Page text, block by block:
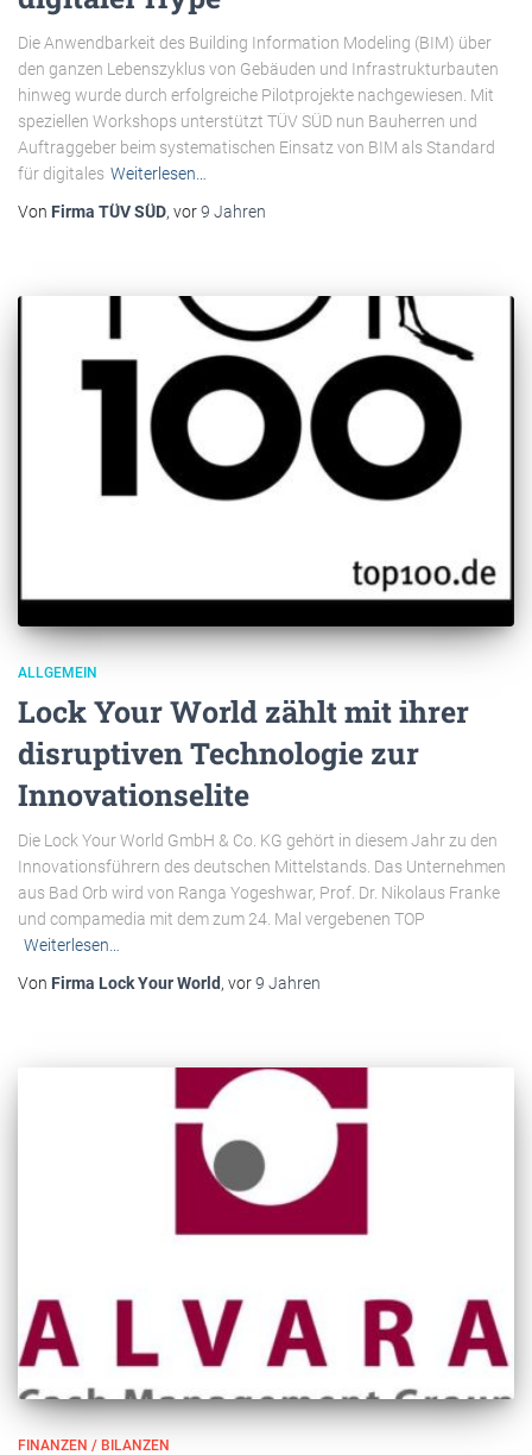
Die Anwendbarkeit des Building Information Modeling (BIM) über
den ganzen Lebens­zyklus von Gebäuden und Infrastrukturbauten
hinweg wurde durch erfolgreiche Pilotprojekte nachgewiesen. Mit
speziellen Workshops unterstützt TÜV SÜD nun Bauherren und
Auftraggeber beim systematischen Einsatz von BIM als Standard
für digitales Weiterlesen…
Von Firma TÜV SÜD, vor9 Jahren
ALLGEMEIN
Lock Your World zählt mit ihrer
disruptiven Technologie zur
Innovationselite
Die Lock Your World GmbH & Co. KG gehört in diesem Jahr zu den
Innovationsführern des deutschen Mittelstands. Das Unternehmen
aus Bad Orb wird von Ranga Yogeshwar, Prof. Dr. Nikolaus Franke
und compamedia mit dem zum 24. Mal vergebenen TOP
Weiterlesen…
Von Firma Lock Your World, vor9 Jahren
FINANZEN / BILANZEN